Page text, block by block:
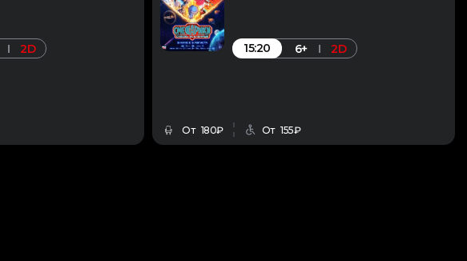
2D 15:20 6+ 2D
От 180₽ От 155₽